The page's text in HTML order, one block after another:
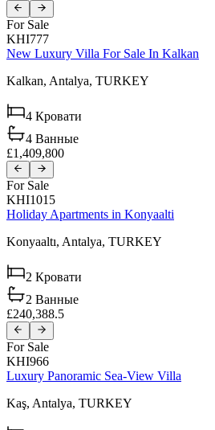
For Sale
KHI777
New Luxury Villa For Sale In Kalkan
Kalkan, Antalya, TURKEY
4 Кровати
4 Ванные
£1,409,800
For Sale
KHI1015
Holiday Apartments in Konyaalti
Konyaaltı, Antalya, TURKEY
2 Кровати
2 Ванные
£240,388.5
For Sale
KHI966
Luxury Panoramic Sea-View Villa
Kaş, Antalya, TURKEY